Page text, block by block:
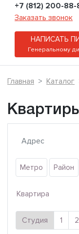
+7 (812) 200-88-
Заказать звонок
НАПИСАТЬ
Генеральному
Главная Каталог
Метро Район
Квартира
Студия 1 2